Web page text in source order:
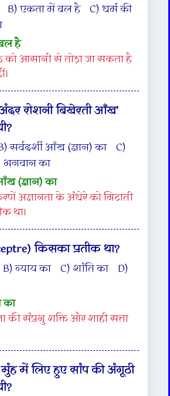
B) एकता में बल है C) धर्म की
है
को आसानी से तोड़ा जा सकता है
रोशनी बिखेरती आँख’
सर्वदर्शी आँख (ज्ञान) का C)
भगवान का
(ज्ञान) का
अज्ञानता के अंधेरे को मिटाती
था।
किसका प्रतीक था?
B) न्याय का C) शांति का D)
का
की संप्रभु शक्ति और शाही सत्ता
में लिए हुए सांप की अंगूठी